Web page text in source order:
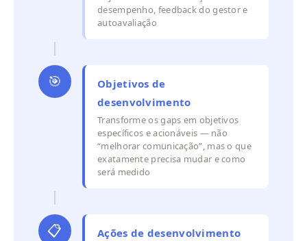
desempenho, feedback do gestor e
autoavaliação
🎯
Objetivos de
desenvolvimento
Transforme os gaps em objetivos
específicos e acionáveis — não
“melhorar comunicação”, mas o que
exatamente precisa mudar e como
será medido
📋 Ações de desenvolvimento